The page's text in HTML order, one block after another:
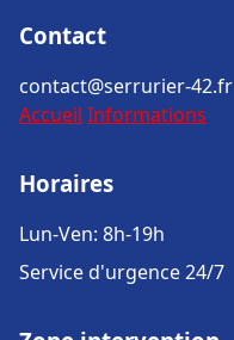
Contact
contact@serrurier-42.fr
Accueil Informations
Horaires
Lun-Ven: 8h-19h
Service d'urgence 24/7